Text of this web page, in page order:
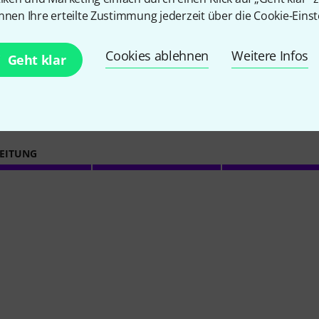
Ihre erteilte Zustimmung jederzeit über die Cookie-
Geht klar Cookies ablehnen Weitere Infos
10Kundenbewertungen